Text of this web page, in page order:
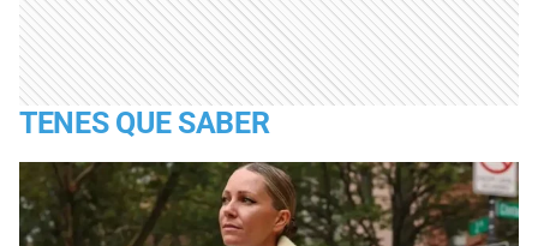
TENES QUE SABER